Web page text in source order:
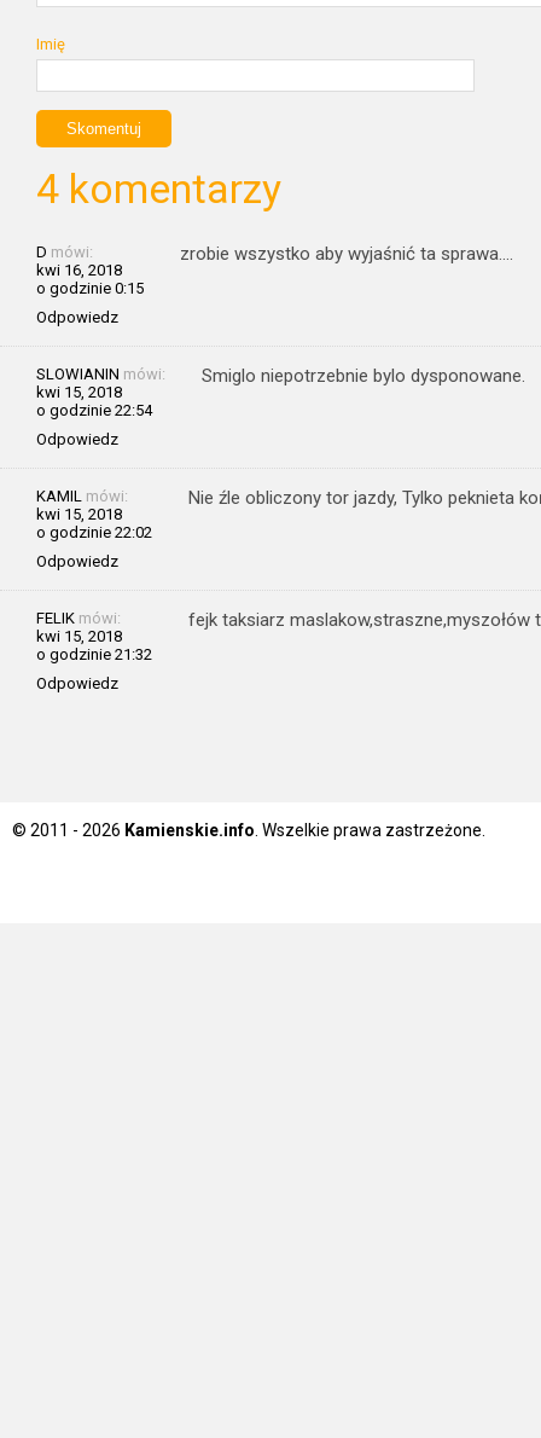
Imię
4 komentarzy
D mówi:
kwi 16, 2018
o godzinie 0:15
Odpowiedz
zrobie wszystko aby wyjaśnić ta sprawa….
SLOWIANIN mówi:
kwi 15, 2018
o godzinie 22:54
Odpowiedz
Smiglo niepotrzebnie bylo dysponowane.
KAMIL mówi:
kwi 15, 2018
o godzinie 22:02
Odpowiedz
Nie źle obliczony tor jazdy, Tylko peknieta
FELIK mówi:
kwi 15, 2018
o godzinie 21:32
Odpowiedz
fejk taksiarz maslakow,straszne,myszołów
© 2011 - 2026 Kamienskie.info. Wszelkie prawa zastrzeżone.